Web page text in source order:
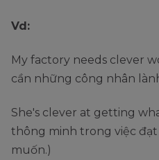
Vd:
My factory needs clever
cần những công nhân
She's clever at getting
thông minh trong việc
muốn.)